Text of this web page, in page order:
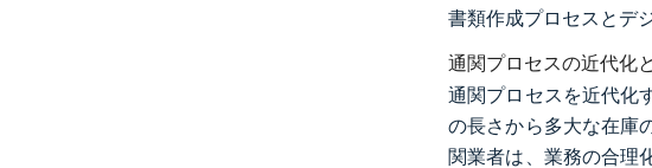
書類作成プロセスとデ
通関プロセスの近代化
通関プロセスを近代化
の長さから多大な在庫
関業者は、業務の合理